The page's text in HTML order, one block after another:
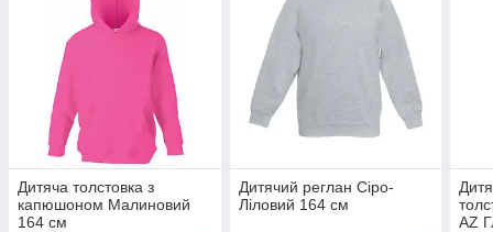
Дитяча толстовка з
капюшоном Малиновий
164 см
Дитячий реглан Сіро-
Ліловий 164 см
AZ